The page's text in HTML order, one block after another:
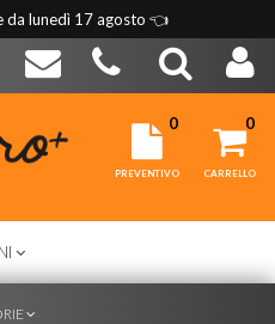
da lunedì 17 agosto 👈
0
PREVENTIVO
0
CARRELLO